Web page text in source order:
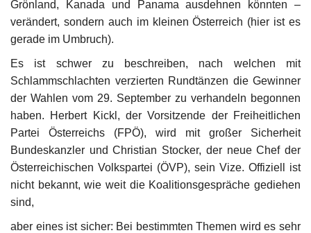
Grönland, Kanada und Panama ausdehnen könnten –
verändert, sondern auch im kleinen Österreich (hier ist es
gerade im Umbruch).
Es ist schwer zu beschreiben, nach welchen mit
Schlammschlachten verzierten Rundtänzen die Gewinner
der Wahlen vom 29. September zu verhandeln begonnen
haben. Herbert Kickl, der Vorsitzende der Freiheitlichen
Partei Österreichs (FPÖ), wird mit großer Sicherheit
Bundeskanzler und Christian Stocker, der neue Chef der
Österreichischen Volkspartei (ÖVP), sein Vize. Offiziell ist
nicht bekannt, wie weit die Koalitionsgespräche gediehen
sind,
aber eines ist sicher: Bei bestimmten Themen wird es sehr